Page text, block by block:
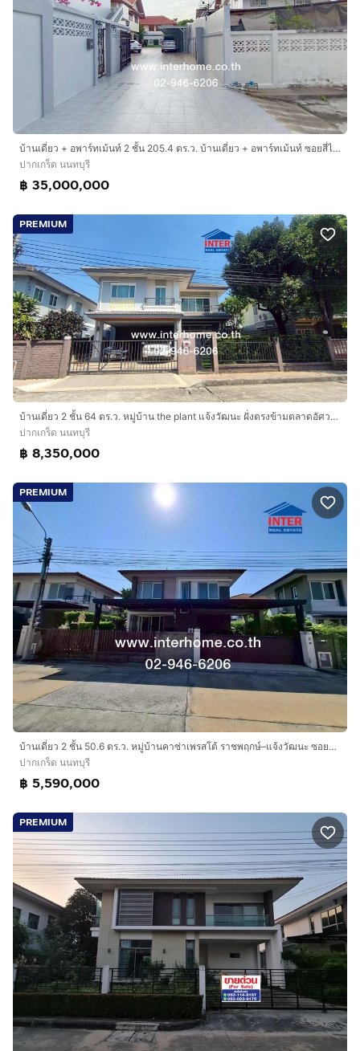
บ้านเดี่ยว + อพาร์ทเม้นท์ 2 ชั้น 205.4 ตร.ว. บ้านเดี่ยว + อพาร์ทเม้นท์ ซอยสี่ไชยทอง33 ใกล้เซ็นทรัลแจ้งวัฒนะ ถนนแจ้งวัฒนะ ถนนซอยสี่ไชยทอง33
ปากเกร็ด นนทบุรี
฿ 35,000,000
PREMIUM
บ้านเดี่ยว 2 ชั้น 64 ตร.ว. หมู่บ้าน the plant แจ้งวัฒนะ ฝั่งตรงข้ามตลาดอัศวรรณ ถนนแจ้งวัฒนะ ถนนติวานนท์ ปากเกร็ด นนทบุรี
ปากเกร็ด นนทบุรี
฿ 8,350,000
PREMIUM
บ้านเดี่ยว 2 ชั้น 50.6 ตร.ว. หมู่บ้านคาซ่าเพรสโต้ ราชพฤกษ์–แจ้งวัฒนะ ซอยโยธาธิการ นนทบุรี2023 ถนนราชพฤกษ์ ปากเกร็ด นนทบุรี
ปากเกร็ด นนทบุรี
฿ 5,590,000
PREMIUM